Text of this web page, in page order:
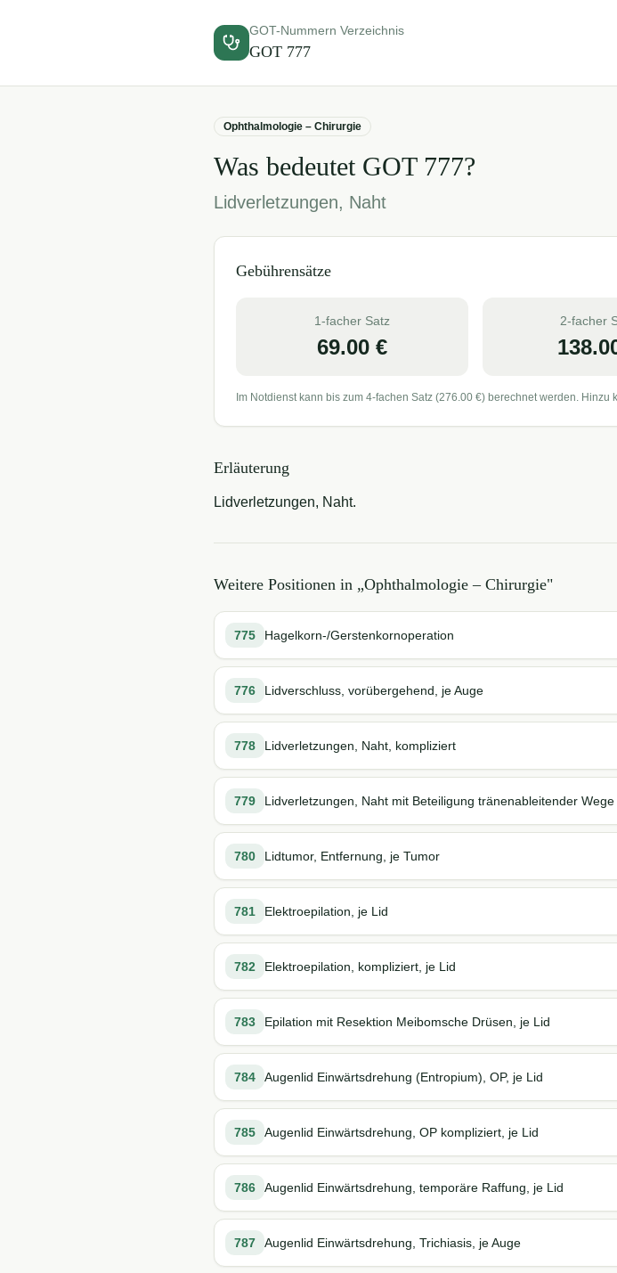
GOT-Nummern Verzeichnis
GOT 777
Ophthalmologie – Chirurgie
Was bedeutet GOT 777?
Lidverletzungen, Naht
Gebührensätze
1-facher Satz
69.00€
2-facher
Im Notdienst kann bis zum 4-fachen Satz (276.00 €) berechnet werden. Hinzu
Erläuterung
Lidverletzungen, Naht.
Weitere Positionen in „Ophthalmologie – Chirurgie"
775 Hagelkorn-/Gerstenkornoperation
776 Lidverschluss, vorübergehend, je Auge
778 Lidverletzungen, Naht, kompliziert
779 Lidverletzungen, Naht mit Beteiligung tränenableitender Wege
780 Lidtumor, Entfernung, je Tumor
781 Elektroepilation, je Lid
782 Elektroepilation, kompliziert, je Lid
783 Epilation mit Resektion Meibomsche Drüsen, je Lid
784 Augenlid Einwärtsdrehung (Entropium), OP, je Lid
785 Augenlid Einwärtsdrehung, OP kompliziert, je Lid
786 Augenlid Einwärtsdrehung, temporäre Raffung, je Lid
787 Augenlid Einwärtsdrehung, Trichiasis, je Auge